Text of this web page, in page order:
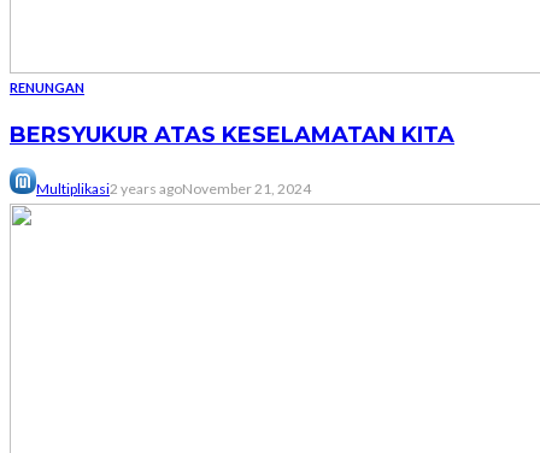
RENUNGAN
BERSYUKUR ATAS KESELAMATAN KITA
Multiplikasi2 years agoNovember 21, 2024